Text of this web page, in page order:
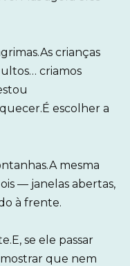
crianças
criamos
escolher a
mesma
— janelas abertas,
à frente.
se ele passar
que nem